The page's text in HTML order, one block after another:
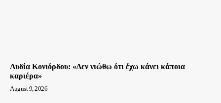
Λυδία Κονιόρδου: «Δεν νιώθω ότι έχω κάνει κάποια
καριέρα»
August 9, 2026